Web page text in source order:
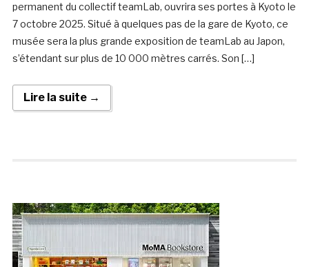
permanent du collectif teamLab, ouvrira ses portes à Kyoto le
7 octobre 2025. Situé à quelques pas de la gare de Kyoto, ce
musée sera la plus grande exposition de teamLab au Japon,
s’étendant sur plus de 10 000 mètres carrés. Son […]
Lire la suite →